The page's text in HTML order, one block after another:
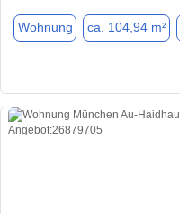
Wohnung ca. 104,94 m²